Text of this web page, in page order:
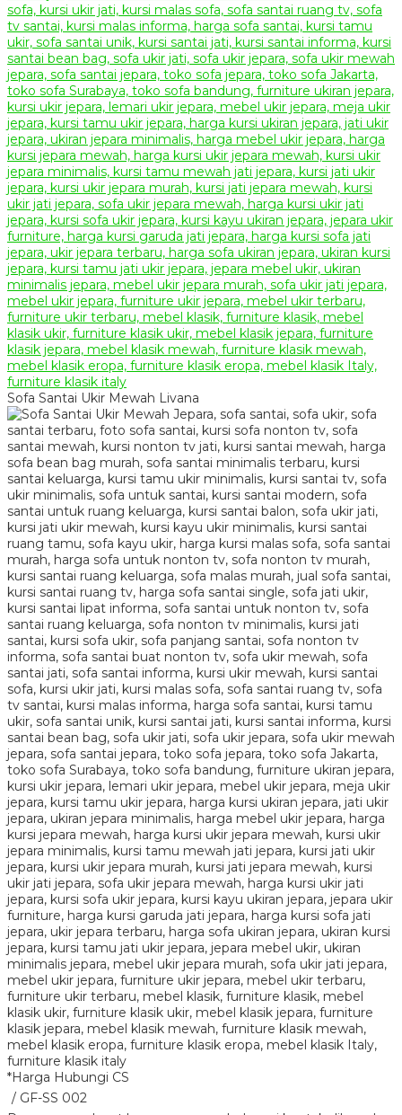
Sofa Santai Ukir Mewah Livana
*Harga Hubungi CS
/ GF-SS 002